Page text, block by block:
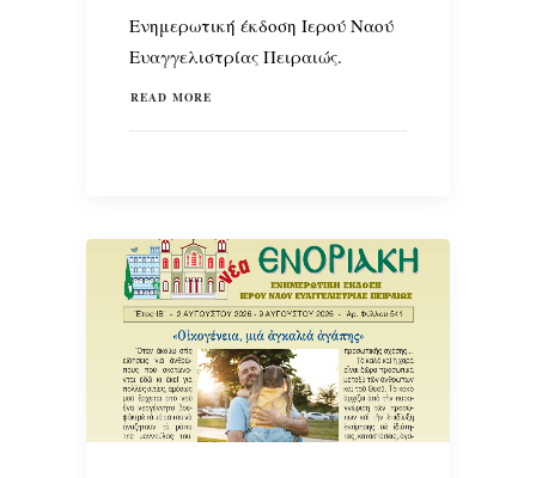
Ενημερωτική έκδοση Ιερού Ναού
Ευαγγελιστρίας Πειραιώς.
READ MORE